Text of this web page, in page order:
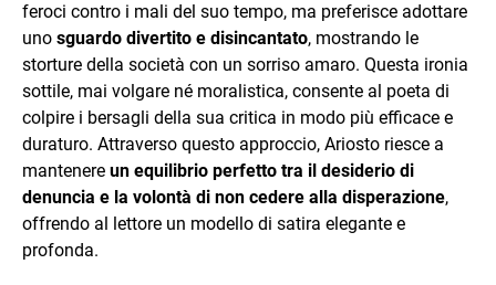
feroci contro i mali del suo tempo, ma preferisce adottare
uno sguardo divertito e disincantato, mostrando le
storture della società con un sorriso amaro. Questa ironia
sottile, mai volgare né moralistica, consente al poeta di
colpire i bersagli della sua critica in modo più efficace e
duraturo. Attraverso questo approccio, Ariosto riesce a
mantenere un equilibrio perfetto tra il desiderio di
denuncia e la volontà di non cedere alla disperazione,
offrendo al lettore un modello di satira elegante e
profonda.